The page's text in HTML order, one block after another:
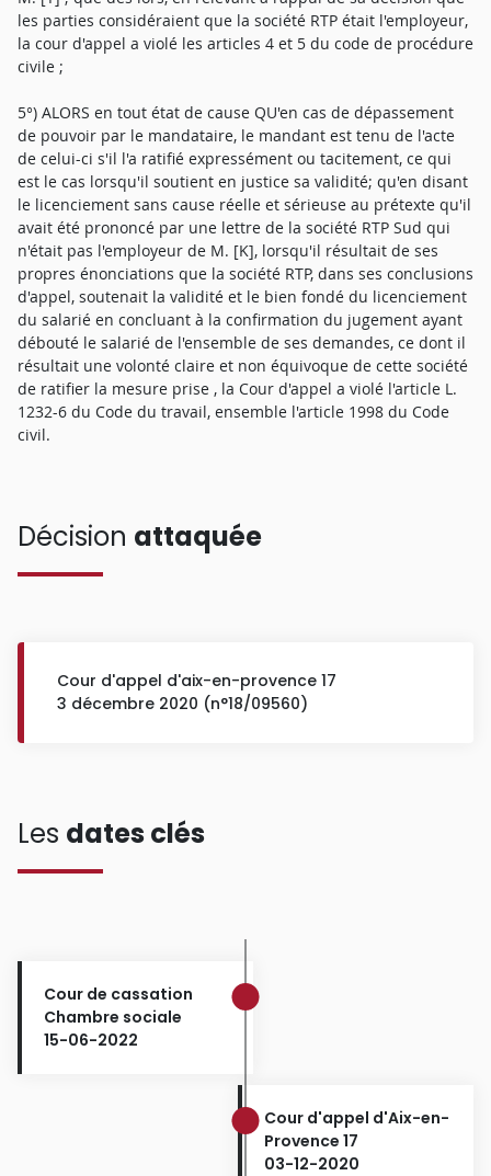
les parties considéraient que la société RTP était l'employeur,
la cour d'appel a violé les articles 4 et 5 du code de procédure
civile ;
5°) ALORS en tout état de cause QU'en cas de dépassement
de pouvoir par le mandataire, le mandant est tenu de l'acte
de celui-ci s'il l'a ratifié expressément ou tacitement, ce qui
est le cas lorsqu'il soutient en justice sa validité; qu'en disant
le licenciement sans cause réelle et sérieuse au prétexte qu'il
avait été prononcé par une lettre de la société RTP Sud qui
n'était pas l'employeur de M. [K], lorsqu'il résultait de ses
propres énonciations que la société RTP, dans ses conclusions
d'appel, soutenait la validité et le bien fondé du licenciement
du salarié en concluant à la confirmation du jugement ayant
débouté le salarié de l'ensemble de ses demandes, ce dont il
résultait une volonté claire et non équivoque de cette société
de ratifier la mesure prise , la Cour d'appel a violé l'article L.
1232-6 du Code du travail, ensemble l'article 1998 du Code
civil.
Décision attaquée
Cour d'appel d'aix-en-provence 17
3 décembre 2020 (n°18/09560)
Les dates clés
Cour de cassation
Chambre sociale
15-06-2022
Cour d'appel d'Aix-en-
Provence 17
03-12-2020